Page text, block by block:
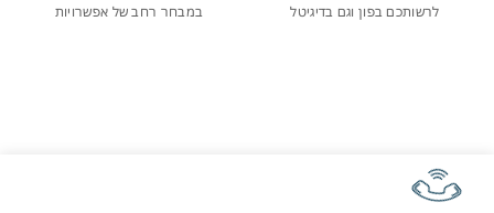
לרשותכם בפון וגם בדיגיטל במבחר רחב של אפשרויות